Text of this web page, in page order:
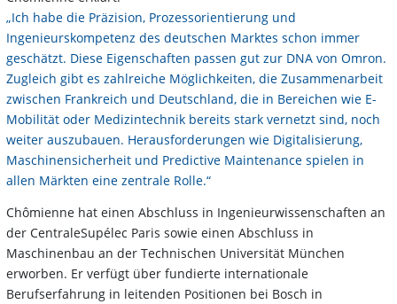
„Ich habe die Präzision, Prozessorientierung und
Ingenieurskompetenz des deutschen Marktes schon immer
geschätzt. Diese Eigenschaften passen gut zur DNA von Omron.
Zugleich gibt es zahlreiche Möglichkeiten, die Zusammenarbeit
zwischen Frankreich und Deutschland, die in Bereichen wie E-
Mobilität oder Medizintechnik bereits stark vernetzt sind, noch
weiter auszubauen. Herausforderungen wie Digitalisierung,
Maschinensicherheit und Predictive Maintenance spielen in
allen Märkten eine zentrale Rolle.“
Chômienne hat einen Abschluss in Ingenieurwissenschaften an
der CentraleSupélec Paris sowie einen Abschluss in
Maschinenbau an der Technischen Universität München
erworben. Er verfügt über fundierte internationale
Berufserfahrung in leitenden Positionen bei Bosch in